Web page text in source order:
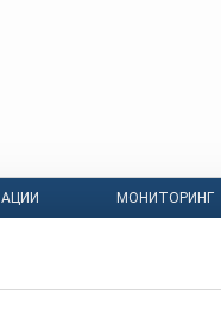
МОНИТОРИНГ